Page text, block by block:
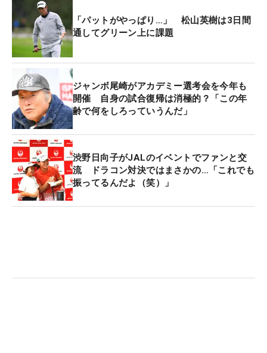
なくともスタート時点で月曜中に大会が終了できる
と分かっていることが必須。つまり今大会の場合は
午前10時15分にはスタートしなければならない。月
曜の午前は小雨が残る予報で、すでに多くの雨が降
り続いたコースを整備できるかが重要な問題とな
る。
今大会は「シグネチャー・イベント」のシーズン2
戦目で、賞金総額は2000万ドル（約29億円）、優
勝賞金は360万ドル（約5億3000万円）と高額だ。
「大会にふさわしいコンディションに整えることが
とても重要だ」とヤング氏はつけ加えた。
「パットがやっぱり…」 松山英樹は3日間
通してグリーン上に課題
ジャンボ尾崎がアカデミー選考会を今年も
開催 自身の試合復帰は消極的？「この年
齢で何をしろっていうんだ」
渋野日向子がJALのイベントでファンと交
流 ドラコン対決ではまさかの…「これでも
振ってるんだよ（笑）」